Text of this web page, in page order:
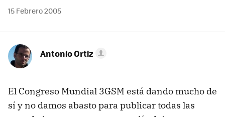
15 Febrero 2005
Antonio Ortiz
El Congreso Mundial 3GSM está dando mucho de
sí y no damos abasto para publicar todas las